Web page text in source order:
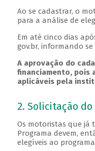
Ao se cadastrar, o
para a análise de
Em até cinco dias
gov.br, informando
A aprovação do
financiamento, pois
aplicáveis pela
2. Solicitação
Os motoristas que já
Programa devem,
elegíveis ao